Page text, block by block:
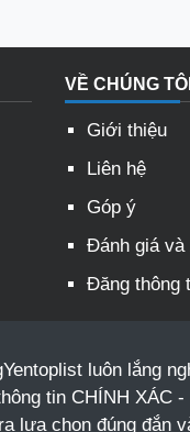
VỀ CHÚNG TÔI
Giới thiệu
Liên hệ
Góp ý
Đánh giá và
Đăng thông
luôn lắng
tin CHÍNH XÁC
lựa chọn đúng đắn